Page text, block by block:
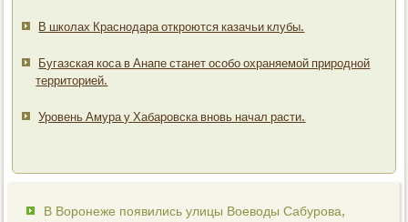
В школах Краснодара откроются казачьи клубы.
Бугазская коса в Анапе станет особо охраняемой природной
территорией.
Уровень Амура у Хабаровска вновь начал расти.
В Воронеже появились улицы Воеводы Сабурова,